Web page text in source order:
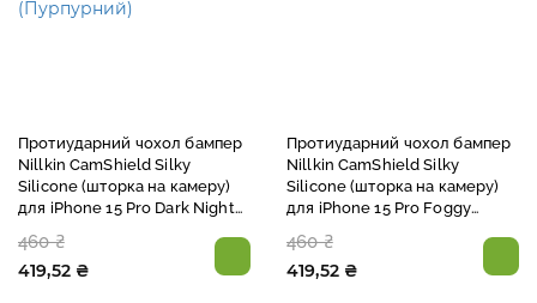
Протиударний чохол бампер
Nillkin CamShield Silky
Silicone (шторка на камеру)
для iPhone 15 Pro Dark Night
460 ₴
419,52 ₴
Протиударний чохол бампер
Nillkin CamShield Silky
Silicone (шторка на камеру)
для iPhone 15 Pro Foggy
460 ₴
419,52 ₴